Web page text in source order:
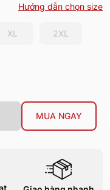
Hướng dẫn chọn size
XL 2XL
MUA NGAY